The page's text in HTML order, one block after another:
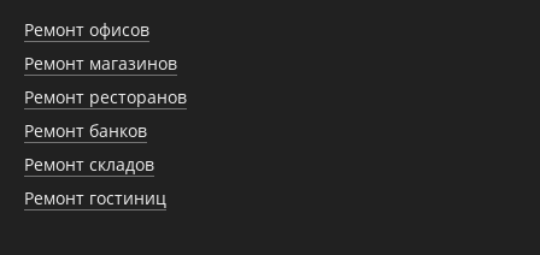
Ремонт офисов
Ремонт магазинов
Ремонт ресторанов
Ремонт банков
Ремонт складов
Ремонт гостиниц